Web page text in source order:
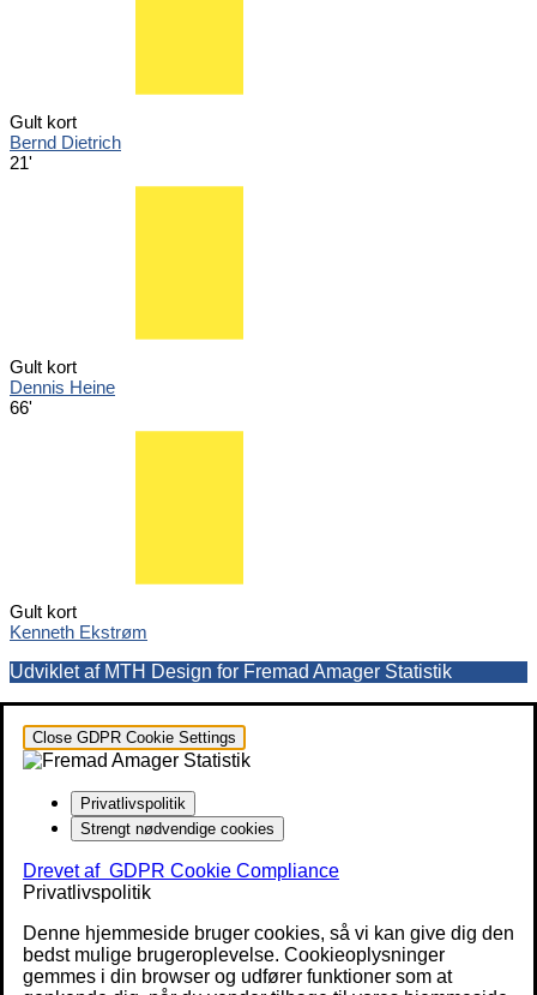
Gult kort
Bernd Dietrich
21'
Gult kort
Dennis Heine
66'
Gult kort
Kenneth Ekstrøm
Udviklet af MTH Design for Fremad Amager Statistik
Close GDPR Cookie Settings
Privatlivspolitik
Strengt nødvendige cookies
Drevet af GDPR Cookie Compliance
Privatlivspolitik
Denne hjemmeside bruger cookies, så vi kan give dig den
bedst mulige brugeroplevelse. Cookieoplysninger
gemmes i din browser og udfører funktioner som at